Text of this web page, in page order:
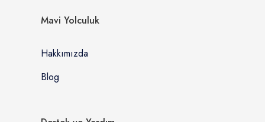
Mavi Yolculuk
Hakkımızda
Blog